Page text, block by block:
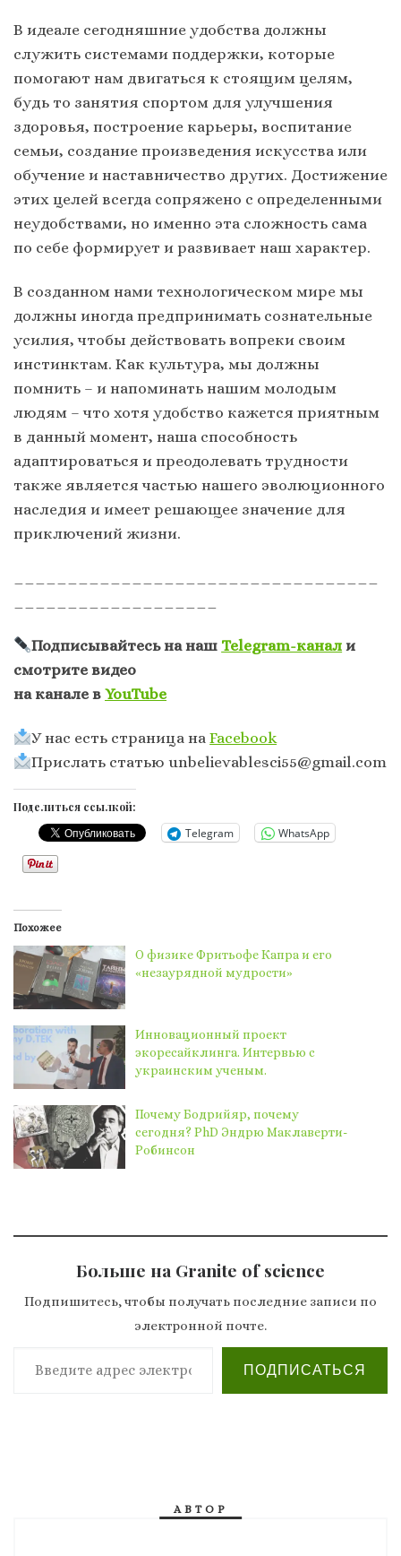
В идеале сегодняшние удобства должны
служить системами поддержки, которые
помогают нам двигаться к стоящим целям,
будь то занятия спортом для улучшения
здоровья, построение карьеры, воспитание
семьи, создание произведения искусства или
обучение и наставничество других. Достижение
этих целей всегда сопряжено с определенными
неудобствами, но именно эта сложность сама
по себе формирует и развивает наш характер.
В созданном нами технологическом мире мы
должны иногда предпринимать сознательные
усилия, чтобы действовать вопреки своим
инстинктам. Как культура, мы должны
помнить – и напоминать нашим молодым
людям – что хотя удобство кажется приятным
в данный момент, наша способность
адаптироваться и преодолевать трудности
также является частью нашего эволюционного
наследия и имеет решающее значение для
приключений жизни.
Подписывайтесь на наш Telegram-канал и
смотрите видео
на канале в YouTube
У нас есть страница наFacebook
Прислать статьюunbelievablesci55@gmail.com
Поделиться ссылкой:
Telegram WhatsApp
Похожее
О физике Фритьофе Капра и его
«незаурядной мудрости»
Инновационный проект
экоресайклинга. Интервью с
украинским ученым.
Почему Бодрийяр, почему
сегодня? PhD Эндрю Маклаверти-
Робинсон
Больше на Granite of science
Подпишитесь, чтобы получать последние записи по
электронной почте.
Введите адрес электронной почты…
ПОДПИСАТЬСЯ
АВТОР